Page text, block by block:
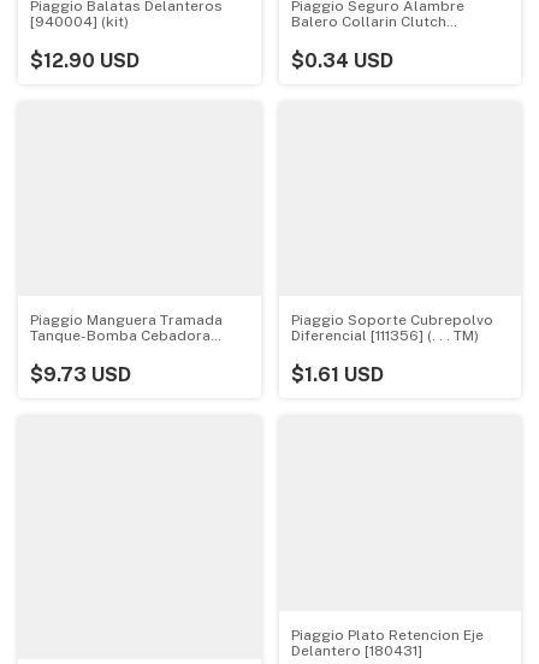
Piaggio Balatas Delanteros
[940004] (kit)
$12.90 USD
Piaggio Seguro Alambre
Balero Collarin Clutch
$0.34 USD
Piaggio Manguera Tramada
Tanque-Bomba Cebadora
$9.73 USD
Piaggio Soporte Cubrepolvo
Diferencial [111356] (. . . TM)
$1.61 USD
Piaggio Plato Retencion Eje
Delantero [180431]